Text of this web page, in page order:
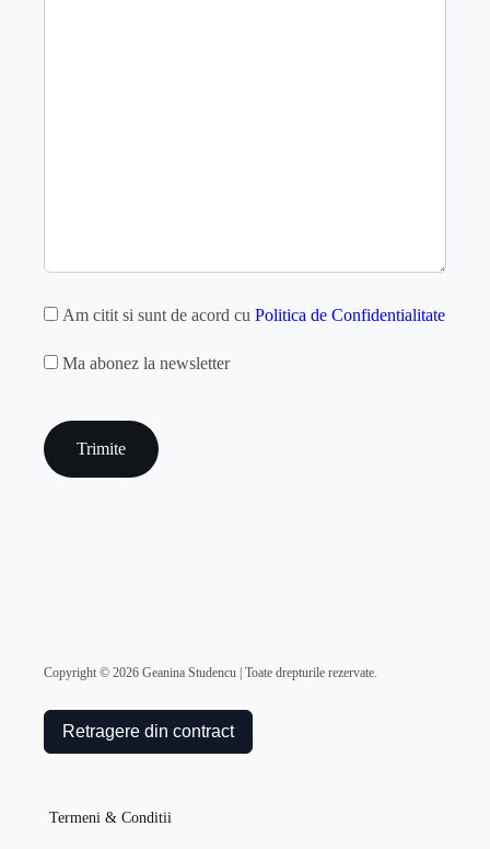
GDPR
Am citit si sunt de acord cu Politica de Confidentialitate
MAILCHIMP
Ma abonez la newsletter
Copyright © 2026 Geanina Studencu | Toate drepturile rezervate.
Retragere din contract
Termeni & Conditii